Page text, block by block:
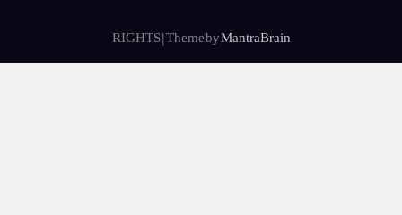
RIGHTS | Theme byMantraBrain